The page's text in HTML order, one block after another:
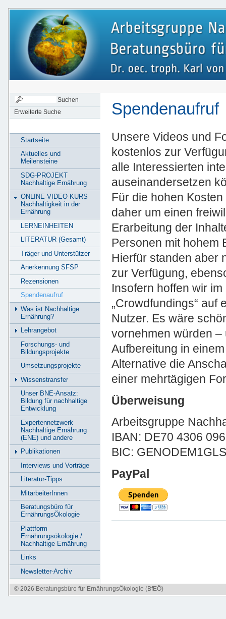
Spendenaufruf
Unsere Videos und
kostenlos zur
alle Interessierten
auseinandersetzen
Für die hohen
daher um einen
Erarbeitung der
Personen mit hohem
Hierfür standen aber
zur Verfügung,
Insofern hoffen wir
„Crowdfundings“ auf
Nutzer. Es wäre
vornehmen würden
Aufbereitung in
Alternative die
einer mehrtägigen
Überweisung
Arbeitsgruppe
IBAN: DE70 4306
BIC:
PayPal
Erweiterte Suche
Startseite
Aktuelles und
Meilensteine
SDG-PROJEKT
Nachhaltige Ernährung
ONLINE-VIDEO-KURS
Nachhaltigkeit in der
Ernährung
LERNEINHEITEN
LITERATUR (Gesamt)
Träger und Unterstützer
Anerkennung SFSP
Rezensionen
Spendenaufruf
Was ist Nachhaltige
Ernährung?
Lehrangebot
Forschungs- und
Bildungsprojekte
Umsetzungsprojekte
Wissenstransfer
Unser BNE-Ansatz:
Bildung für nachhaltige
Entwicklung
Expertennetzwerk
Nachhaltige Ernährung
(ENE) und andere
Publikationen
Interviews und Vorträge
Literatur-Tipps
MitarbeiterInnen
Beratungsbüro für
ErnährungsÖkologie
Plattform
Ernährungsökologie /
Nachhaltige Ernährung
Links
Newsletter-Archiv
© 2026 Beratungsbüro für ErnährungsÖkologie (BfEÖ)